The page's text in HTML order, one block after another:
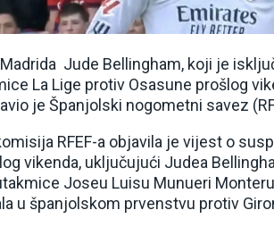
Jude Bellingham, koji je
La Lige protiv Osasune prošlog
je Španjolski nogometni savez
RFEF-a objavila je vijest o
vikenda, uključujući Judea
Joseu Luisu Munueri
u španjolskom prvenstvu protiv